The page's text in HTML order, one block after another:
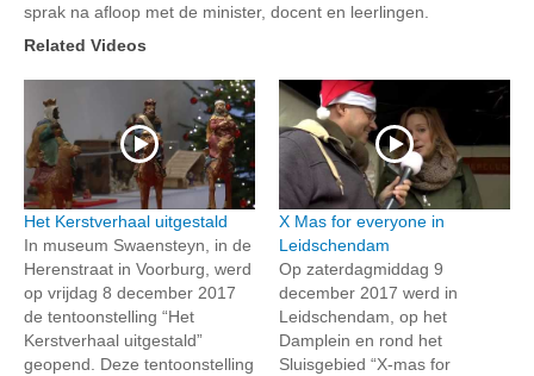
sprak na afloop met de minister, docent en leerlingen.
Related Videos
Het Kerstverhaal uitgestald
In museum Swaensteyn, in de
Herenstraat in Voorburg, werd
op vrijdag 8 december 2017
de tentoonstelling “Het
Kerstverhaal uitgestald”
geopend. Deze tentoonstelling
X Mas for everyone in
Leidschendam
Op zaterdagmiddag 9
december 2017 werd in
Leidschendam, op het
Damplein en rond het
Sluisgebied “X-mas for